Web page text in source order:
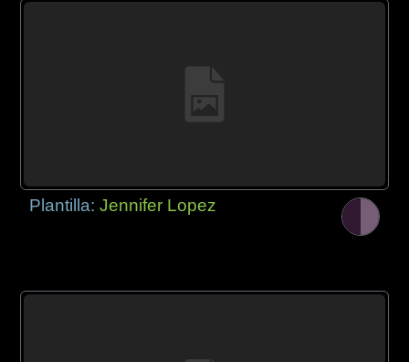
Plantilla:Jennifer Lopez